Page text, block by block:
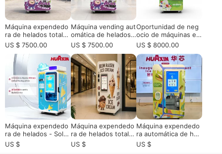
Máquina expendedo
ra de helados totalm
ente automática intel
igente de servicio su
ave profesional - Kio
sco de autoservicio
de alto beneficio
US $ 7500.00
Máquina vending aut
omática de helados
de servicio suave co
mercial para venta al
por menor de alto tr
áfico
US $ 7500.00
Oportunidad de neg
ocio de máquinas ex
pendedoras de hela
dos para inversores
europeos, operador
es de venta, distribui
dores, centros come
rciales, aeropuertos
y atracciones turístic
as
US $ 8000.00
Máquina expendedo
ra de helados - Solu
ción automática de h
elados 24 / 7
US $
Máquina expendedo
ra de helados totalm
ente automática - Gr
ado comercial 24 / 7
US $
Máquina expendedo
ra automática de hel
ados con 32 pantalla
s táctiles y sabores
US $